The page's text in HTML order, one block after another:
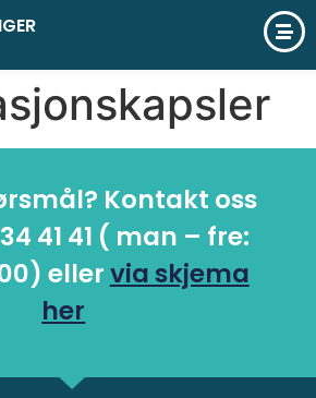
Kontakt oss
41 41 ( man – fre:
ellervia skjema
her